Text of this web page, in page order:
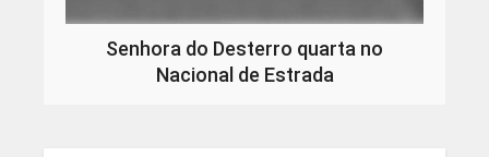
Senhora do Desterro quarta no
Nacional de Estrada